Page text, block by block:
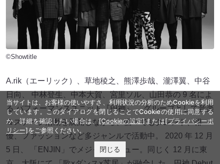
©Showtitle
A.rik（エーリック）、草地稜之、熊澤歩哉、瀧澤翼、中谷
日向、 中林登生、中本大賀、宮里ソル、山田恭の 9 名によ
る パフォーマンスユニット『円神』。 グループとして音楽
＆ステージ活動を展開しながら、個々でもタレント、俳
優、ファッションなど多ジャンルで活動中。 2020 年 12 月
5 日、 「ENJIN」でメジャーデビュー。同じく 12 月に東
当サイトは、お客様の使いやすさ、利用状況の分析のためCookieを利用
しています。このダイアログを閉じることでCookieの使用に同意する
か、詳細を確認したい場合は、[Cookieの設定]または[プライバシーポ
リシー]をご参照ください。
閉じる